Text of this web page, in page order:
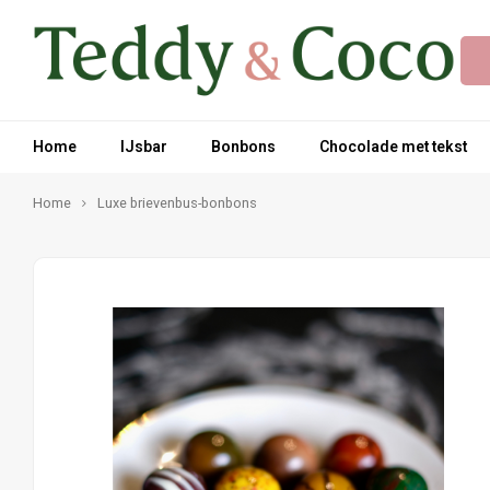
Home IJsbar Bonbons Chocolade met tekst
Home Luxe brievenbus-bonbons